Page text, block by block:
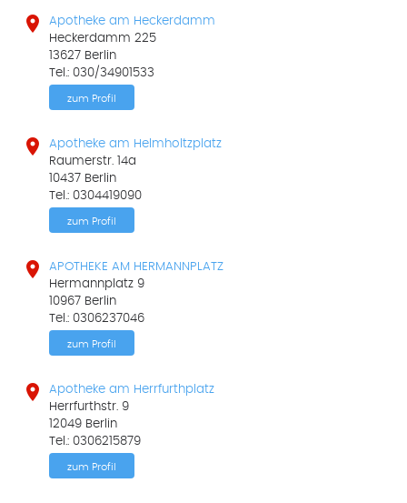

Apotheke am Heckerdamm
Heckerdamm 225
13627 Berlin
Tel.: 030/34901533
zum Profil

Apotheke am Helmholtzplatz
Raumerstr. 14a
10437 Berlin
Tel.: 0304419090
zum Profil

APOTHEKE AM HERMANNPLATZ
Hermannplatz 9
10967 Berlin
Tel.: 0306237046
zum Profil

Apotheke am Herrfurthplatz
Herrfurthstr. 9
12049 Berlin
Tel.: 0306215879
zum Profil